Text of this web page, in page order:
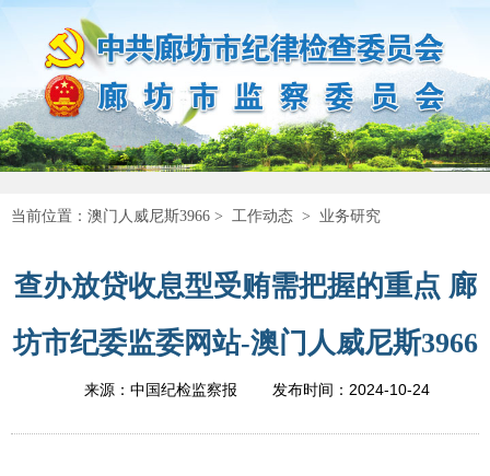
当前位置： 澳门人威尼斯3966 > 工作动态 > 业务研究
查办放贷收息型受贿需把握的重点 廊
坊市纪委监委网站-澳门人威尼斯3966
来源：中国纪检监察报 发布时间： 2024-10-24